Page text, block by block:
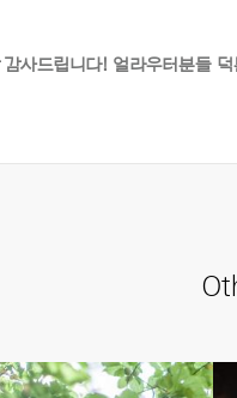
감사드립니다! 얼라우터분들